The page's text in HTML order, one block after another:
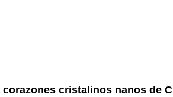
corazones cristalinos nanos de C